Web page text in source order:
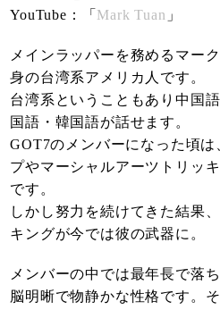
YouTube：「 Mark Tuan 」
メインラッパーを務めるマー
身の台湾系アメリカ人です。
台湾系ということもあり中国
国語・韓国語が話せます。
GOT7のメンバーになった頃
プやマーシャルアーツトリッ
です。
しかし努力を続けてきた結果
キングが今では彼の武器に。
メンバーの中では最年長で落
脳明晰で物静かな性格です。